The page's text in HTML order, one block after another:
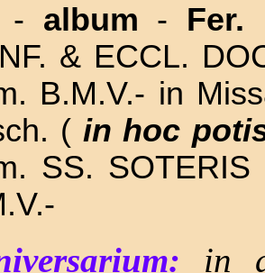
- album - Fer.
& ECCL.
B.M.V.- in
( in hoc
SS.
in